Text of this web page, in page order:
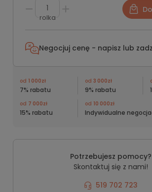
rolka
Negocjuj cenę - napisz lub
od 1 000zł
7% rabatu
od 3 000zł
9% rabatu
od 7 000zł
15% rabatu
od 10 000zł
Indywidualne
Potrzebujesz pomocy?
Skontaktuj się z nami!
519 702 723